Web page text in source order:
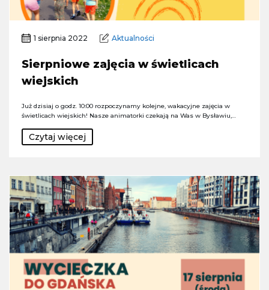
1 sierpnia 2022 Aktualności
Sierpniowe zajęcia w świetlicach
wiejskich
Już dzisiaj o godz. 10:00 rozpoczynamy kolejne, wakacyjne zajęcia w
świetlicach wiejskich! Nasze animatorki czekają na Was w Bysławiu,…
Czytaj więcej